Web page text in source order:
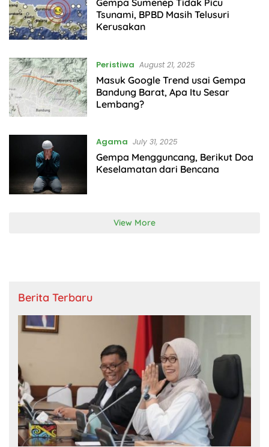
Gempa Sumenep Tidak Picu
Tsunami, BPBD Masih Telusuri
Kerusakan
Peristiwa August 21, 2025
Masuk Google Trend usai Gempa
Bandung Barat, Apa Itu Sesar
Lembang?
Agama July 31, 2025
Gempa Mengguncang, Berikut Doa
Keselamatan dari Bencana
View More
Berita Terbaru